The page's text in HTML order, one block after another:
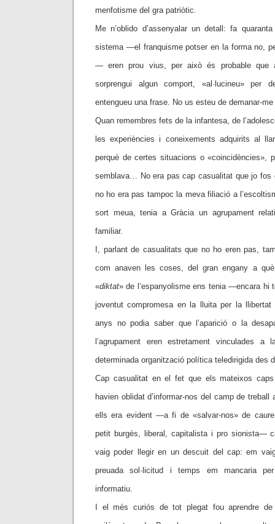
menfotisme del gra patriòtic.
Me n’oblido d’assenyalar un detall: fa
sistema —el franquisme potser en la forma no,
— eren prou vius, per això és probable que
sorprengui algun comport, «al·lucineu» per
entengueu una frase. No us esteu de demanar-
Quan remembres fets de la infantesa, de
les experiències i coneixements adquirits al
perquè de certes situacions o «coincidències»,
semblava… No era pas cap casualitat que jo fos
no ho era pas tampoc la meva filiació a
sort meua, tenia a Gràcia un agrupament
familiar.
I, parlant de casualitats que no ho eren pas,
com anaven les coses, del gran engany a
«diktat» de l’espanyolisme ens tenia —encara
joventut compromesa en la lluita per la
anys no podia saber que l’aparició o la
l’agrupament eren estretament vinculades
determinada organització política teledirigida des
Cap casualitat en el fet que els mateixos
havien oblidat d’informar-nos del camp de
ells era evident —a fi de «salvar-nos» de
petit burgès, liberal, capitalista i pro sionista—
vaig poder llegir en un descuit del cap: em
preuada sol·licitud i temps em mancaria
informatiu.
I el més curiós de tot plegat fou aprendre